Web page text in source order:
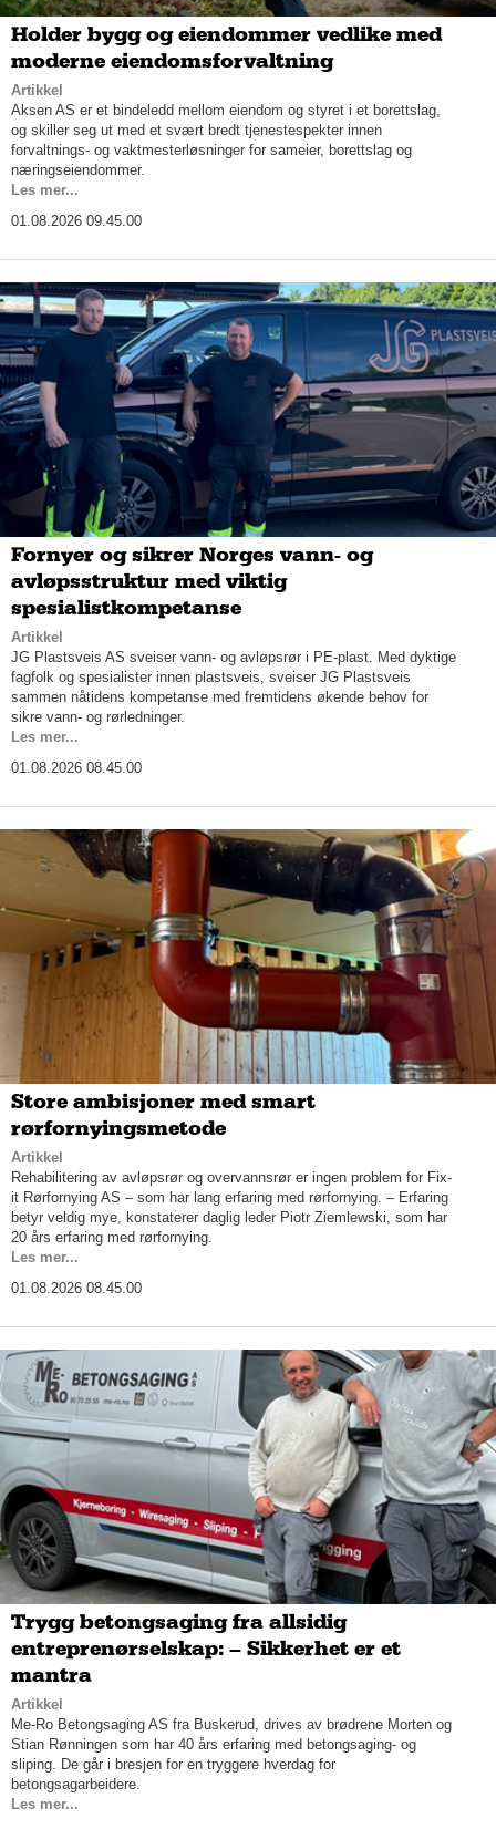
Holder bygg og eiendommer vedlike med
moderne eiendomsforvaltning
Artikkel
Aksen AS er et bindeledd mellom eiendom og styret i et borettslag,
og skiller seg ut med et svært bredt tjenestespekter innen
forvaltnings- og vaktmesterløsninger for sameier, borettslag og
næringseiendommer.
Les mer...
01.08.2026 09.45.00
Fornyer og sikrer Norges vann- og
avløpsstruktur med viktig
spesialistkompetanse
Artikkel
JG Plastsveis AS sveiser vann- og avløpsrør i PE-plast. Med dyktige
fagfolk og spesialister innen plastsveis, sveiser JG Plastsveis
sammen nåtidens kompetanse med fremtidens økende behov for
sikre vann- og rørledninger.
Les mer...
01.08.2026 08.45.00
Store ambisjoner med smart
rørfornyingsmetode
Artikkel
Rehabilitering av avløpsrør og overvannsrør er ingen problem for Fix-
it Rørfornying AS – som har lang erfaring med rørfornying. – Erfaring
betyr veldig mye, konstaterer daglig leder Piotr Ziemlewski, som har
20 års erfaring med rørfornying.
Les mer...
01.08.2026 08.45.00
Trygg betongsaging fra allsidig
entreprenørselskap: – Sikkerhet er et
mantra
Artikkel
Me-Ro Betongsaging AS fra Buskerud, drives av brødrene Morten og
Stian Rønningen som har 40 års erfaring med betongsaging- og
sliping. De går i bresjen for en tryggere hverdag for
betongsagarbeidere.
Les mer...